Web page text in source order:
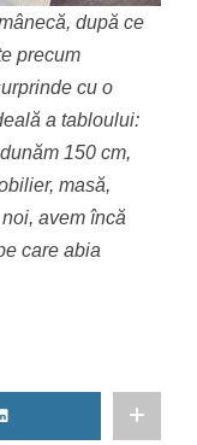
după ce
precum
cu o
a tabloului:
150 cm,
masă,
avem încă
care abia